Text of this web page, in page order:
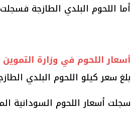
أما اللحوم البلدي الطازجة فسجلت سعرًا
أسعار اللحوم في وزارة التموين
بلغ سعر كيلو اللحوم البلدي الطازجة نحو
سجلت أسعار اللحوم السودانية المجمدة نحو